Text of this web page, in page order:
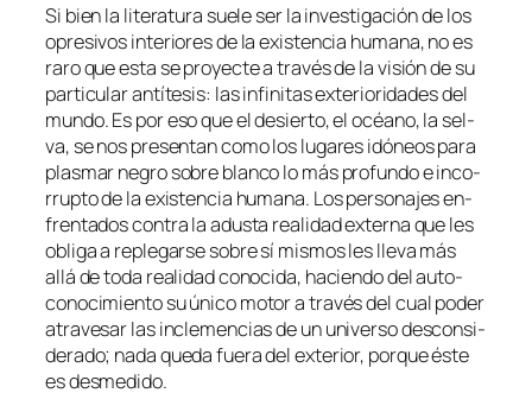
Si bien la li­te­ra­tu­ra sue­le ser la in­ves­ti­ga­ción de los
opre­si­vos in­te­rio­res de la exis­ten­cia hu­ma­na, no es
ra­ro que es­ta se pro­yec­te a tra­vés de la vi­sión de su
par­ti­cu­lar an­tí­te­sis: las in­fi­ni­tas ex­te­rio­ri­da­des del
mun­do. Es por eso que el de­sier­to, el océano, la sel­
va, se nos pre­sen­tan co­mo los lu­ga­res idó­neos pa­ra
plas­mar ne­gro so­bre blan­co lo más pro­fun­do e in­co­
rrup­to de la exis­ten­cia hu­ma­na. Los per­so­na­jes en­
fren­ta­dos con­tra la adus­ta reali­dad ex­ter­na que les
obli­ga a re­ple­gar­se so­bre sí mis­mos les lle­va más
allá de to­da reali­dad co­no­ci­da, ha­cien­do del auto-
conocimiento su úni­co mo­tor a tra­vés del cual po­der
atra­ve­sar las in­cle­men­cias de un uni­ver­so des­con­si­
de­ra­do; na­da que­da fue­ra del ex­te­rior, por­que és­te
es desmedido.